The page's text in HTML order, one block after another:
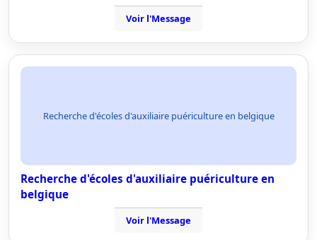
Voir l'Message
Recherche d'écoles d'auxiliaire puériculture en belgique
Recherche d'écoles d'auxiliaire puériculture en
belgique
Voir l'Message